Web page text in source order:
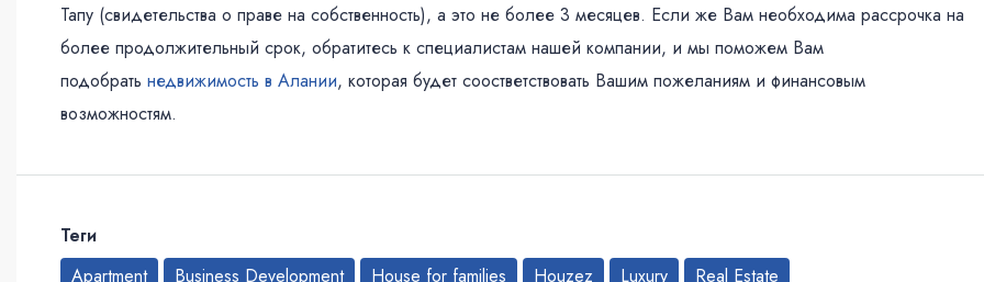
Тапу (свидетельства о праве на собственность), а это не более 3 месяцев. Если же Вам необходима рассрочка на
более продолжительный срок, обратитесь к специалистам нашей компании, и мы поможем Вам
подобрать недвижимость в Алании, которая будет соостветствовать Вашим пожеланиям и финансовым
возможностям.
Теги
Apartment
Business Development House for families Houzez Luxury Real Estate